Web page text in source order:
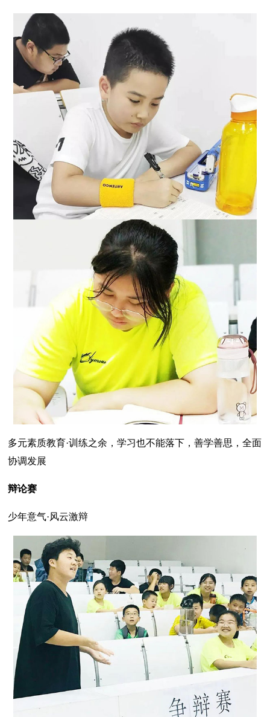
多元素质教育·训练之余，学习也不能落下，善学善思，全面
协调发展
辩论赛
少年意气·风云激辩